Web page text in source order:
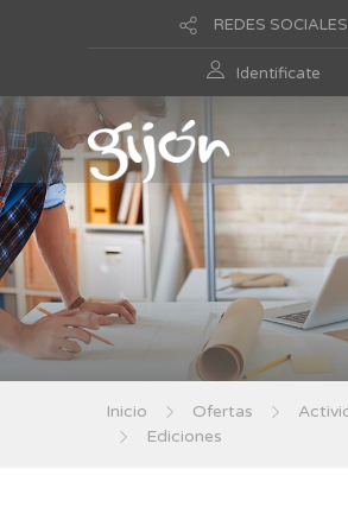
REDES SOCIALES
Identificate
Inicio Ofertas
Ediciones